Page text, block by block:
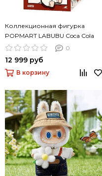
Коллекционная фигурка
POPMART LABUBU Coca Cola
Избранное
0
12 999 руб
В корзину